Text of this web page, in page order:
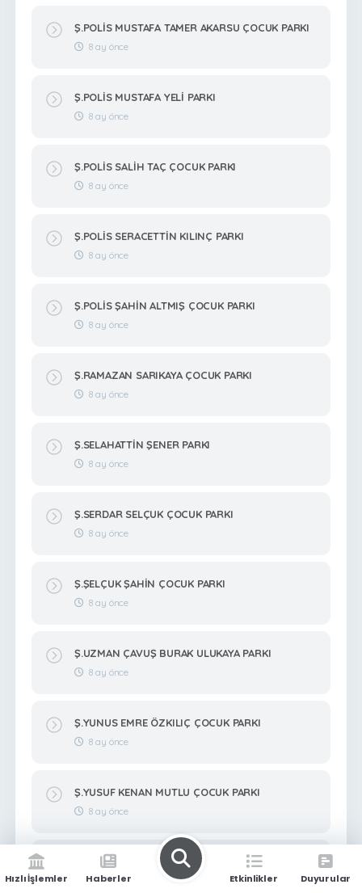
Ş.POLİS MUSTAFA TAMER AKARSU ÇOCUK PARKI
8 ay önce
Ş.POLİS MUSTAFA YELİ PARKI
8 ay önce
Ş.POLİS SALİH TAÇ ÇOCUK PARKI
8 ay önce
Ş.POLİS SERACETTİN KILINÇ PARKI
8 ay önce
Ş.POLİS ŞAHİN ALTMIŞ ÇOCUK PARKI
8 ay önce
Ş.RAMAZAN SARIKAYA ÇOCUK PARKI
8 ay önce
Ş.SELAHATTİN ŞENER PARKI
8 ay önce
Ş.SERDAR SELÇUK ÇOCUK PARKI
8 ay önce
Ş.ŞELÇUK ŞAHİN ÇOCUK PARKI
8 ay önce
Ş.UZMAN ÇAVUŞ BURAK ULUKAYA PARKI
8 ay önce
Ş.YUNUS EMRE ÖZKILIÇ ÇOCUK PARKI
8 ay önce
Ş.YUSUF KENAN MUTLU ÇOCUK PARKI
8 ay önce
Ş.ZEKERİYA BİTMEZ ÇOCUK PARKI
8 ay önce
Hızlı İşlemler Haberler Etkinlikler Duyurular